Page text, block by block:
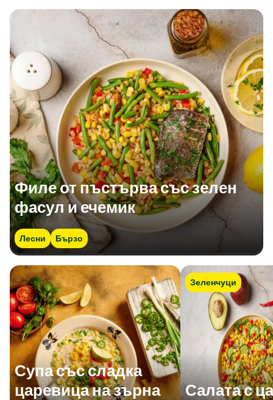
Филе от пъстърва със зелен
фасул и ечемик
Лесни Бързо
Супа със сладка
царевица на зърна
Зеленчуци
Салата с